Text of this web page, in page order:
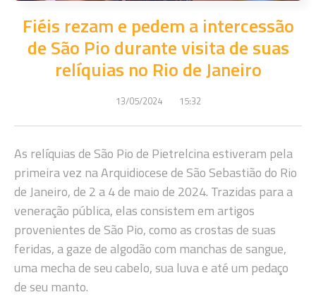
Fiéis rezam e pedem a intercessão
de São Pio durante visita de suas
relíquias no Rio de Janeiro
13/05/2024 15:32
As relíquias de São Pio de Pietrelcina estiveram pela
primeira vez na Arquidiocese de São Sebastião do Rio
de Janeiro, de 2 a 4 de maio de 2024. Trazidas para a
veneração pública, elas consistem em artigos
provenientes de São Pio, como as crostas de suas
feridas, a gaze de algodão com manchas de sangue,
uma mecha de seu cabelo, sua luva e até um pedaço
de seu manto.